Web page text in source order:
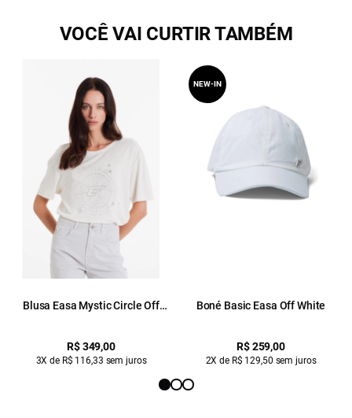
VOCÊ VAI CURTIR TAMBÉM
Blusa Easa Mystic Circle Off
R$ 349,00
3X de R$ 116,33 sem juros
Boné Basic Easa Off White
R$ 259,00
2X de R$ 129,50 sem juros
NEW-IN